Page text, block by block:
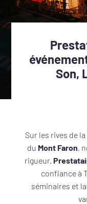
Son,
Sur les rives de la
du Mont Faron,
rigueur.
confiance à
séminaires et